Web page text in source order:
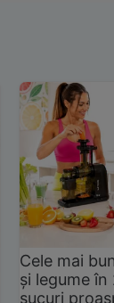
Cele mai
și legume
sucuri